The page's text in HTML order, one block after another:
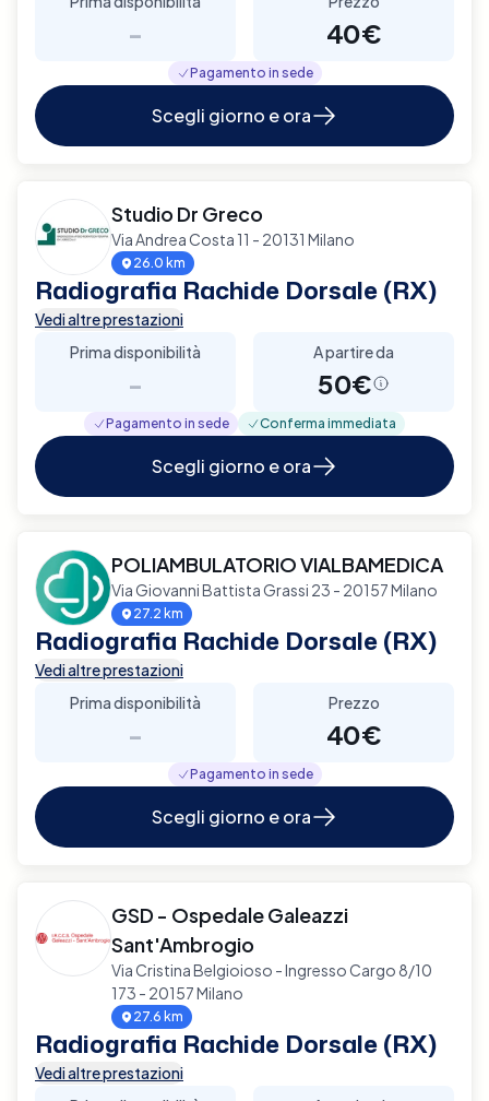
- 40€
Pagamento in sede
Scegli giorno e ora
Studio Dr Greco
Via Andrea Costa 11 - 20131 Milano
26.0 km
Radiografia Rachide Dorsale (RX)
Vedi altre prestazioni
Prima disponibilità
-
A partire da
50€
Pagamento in sede Conferma immediata
Scegli giorno e ora
POLIAMBULATORIO VIALBAMEDICA
Via Giovanni Battista Grassi 23 - 20157 Milano
27.2 km
Radiografia Rachide Dorsale (RX)
Vedi altre prestazioni
Prima disponibilità
-
Prezzo
40€
Pagamento in sede
Scegli giorno e ora
GSD - Ospedale Galeazzi
Sant'Ambrogio
Via Cristina Belgioioso - Ingresso Cargo 8/10
173 - 20157 Milano
27.6 km
Radiografia Rachide Dorsale (RX)
Vedi altre prestazioni